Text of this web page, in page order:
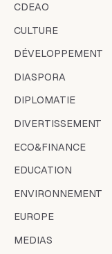
CDEAO
CULTURE
DÉVELOPPEMENT
DIASPORA
DIPLOMATIE
DIVERTISSEMENT
ECO&FINANCE
EDUCATION
ENVIRONNEMENT
EUROPE
MEDIAS